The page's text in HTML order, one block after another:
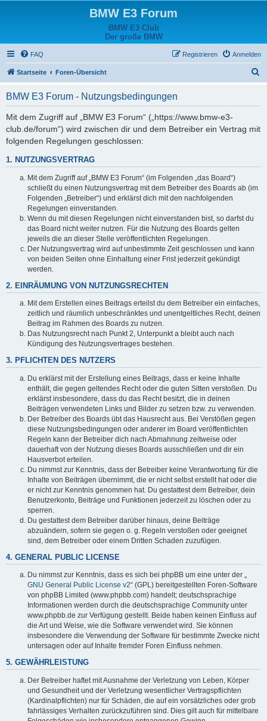
BMW E3 Forum
BMW E3 Club
Der große BMW
FAQ Anmelden
Registrieren
Startseite Foren-Übersicht
BMW E3 Forum - Nutzungsbedingungen
Mit dem Zugriff auf „BMW E3 Forum“ („https://www.bmw-e3-
club.de/forum“) wird zwischen dir und dem Betreiber ein Vertrag mit
folgenden Regelungen geschlossen:
1. NUTZUNGSVERTRAG
Mit dem Zugriff auf „BMW E3 Forum“ (im Folgenden „das Board“)
schließt du einen Nutzungsvertrag mit dem Betreiber des Boards ab (im
Folgenden „Betreiber“) und erklärst dich mit den nachfolgenden
Regelungen einverstanden.
Wenn du mit diesen Regelungen nicht einverstanden bist, so darfst du
das Board nicht weiter nutzen. Für die Nutzung des Boards gelten
jeweils die an dieser Stelle veröffentlichten Regelungen.
Der Nutzungsvertrag wird auf unbestimmte Zeit geschlossen und kann
von beiden Seiten ohne Einhaltung einer Frist jederzeit gekündigt
werden.
2. EINRÄUMUNG VON NUTZUNGSRECHTEN
Mit dem Erstellen eines Beitrags erteilst du dem Betreiber ein einfaches,
zeitlich und räumlich unbeschränktes und unentgeltliches Recht, deinen
Beitrag im Rahmen des Boards zu nutzen.
Das Nutzungsrecht nach Punkt 2, Unterpunkt a bleibt auch nach
Kündigung des Nutzungsvertrages bestehen.
3. PFLICHTEN DES NUTZERS
Du erklärst mit der Erstellung eines Beitrags, dass er keine Inhalte
enthält, die gegen geltendes Recht oder die guten Sitten verstoßen. Du
erklärst insbesondere, dass du das Recht besitzt, die in deinen
Beiträgen verwendeten Links und Bilder zu setzen bzw. zu verwenden.
Der Betreiber des Boards übt das Hausrecht aus. Bei Verstößen gegen
diese Nutzungsbedingungen oder anderer im Board veröffentlichten
Regeln kann der Betreiber dich nach Abmahnung zeitweise oder
dauerhaft von der Nutzung dieses Boards ausschließen und dir ein
Hausverbot erteilen.
Du nimmst zur Kenntnis, dass der Betreiber keine Verantwortung für die
Inhalte von Beiträgen übernimmt, die er nicht selbst erstellt hat oder die
er nicht zur Kenntnis genommen hat. Du gestattest dem Betreiber, dein
Benutzerkonto, Beiträge und Funktionen jederzeit zu löschen oder zu
sperren.
Du gestattest dem Betreiber darüber hinaus, deine Beiträge
abzuändern, sofern sie gegen o. g. Regeln verstoßen oder geeignet
sind, dem Betreiber oder einem Dritten Schaden zuzufügen.
4. GENERAL PUBLIC LICENSE
Du nimmst zur Kenntnis, dass es sich bei phpBB um eine unter der „
GNU General Public License v2“ (GPL) bereitgestellten Foren-Software
von phpBB Limited (www.phpbb.com) handelt; deutschsprachige
Informationen werden durch die deutschsprachige Community unter
www.phpbb.de zur Verfügung gestellt. Beide haben keinen Einfluss auf
die Art und Weise, wie die Software verwendet wird. Sie können
insbesondere die Verwendung der Software für bestimmte Zwecke nicht
untersagen oder auf Inhalte fremder Foren Einfluss nehmen.
5. GEWÄHRLEISTUNG
Der Betreiber haftet mit Ausnahme der Verletzung von Leben, Körper
und Gesundheit und der Verletzung wesentlicher Vertragspflichten
(Kardinalpflichten) nur für Schäden, die auf ein vorsätzliches oder grob
fahrlässiges Verhalten zurückzuführen sind. Dies gilt auch für mittelbare